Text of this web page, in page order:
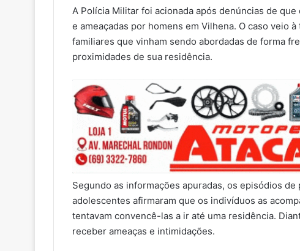
A Polícia Militar foi acionada após denúncias de
e ameaçadas por homens em Vilhena. O caso veio
familiares que vinham sendo abordadas de forma
proximidades de sua residência.
Segundo as informações apuradas, os episódios
adolescentes afirmaram que os indivíduos as
tentavam convencê-las a ir até uma residência.
receber ameaças e intimidações.